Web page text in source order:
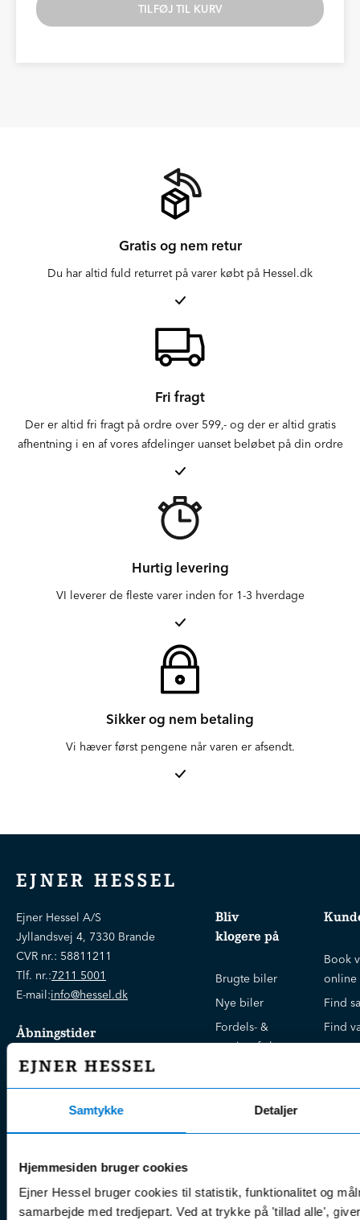
Samtykke Detaljer
Hjemmesiden bruger cookies
Ejner Hessel bruger cookies til statistik, funktionalitet og
samarbejde med tredjepart. Ved at trykke på 'tillad alle',
TILFØJ TIL KURV
Gratis og nem retur
Du har altid fuld returret på varer købt på Hessel.dk
Fri fragt
Der er altid fri fragt på ordre over 599,- og der er altid gratis
afhentning i en af vores afdelinger uanset beløbet på din ordre
Hurtig levering
VI leverer de fleste varer inden for 1-3 hverdage
Sikker og nem betaling
Vi hæver først pengene når varen er afsendt.
EJNER HESSEL
Ejner Hessel A/S
Jyllandsvej 4, 7330 Brande
CVR nr.: 58811211
Tlf. nr.:7211 5001
E-mail:info@hessel.dk
Åbningstider
Man - Fre:
07.30 - 17.30
Weekend:
Sikker betaling
Bliv
klogere på
Brugte biler
Nye biler
Fordels- &
serviceaftaler
& tricks
Kampagner
& nyheder
Tilmeld dig
Book
online
Find
Find